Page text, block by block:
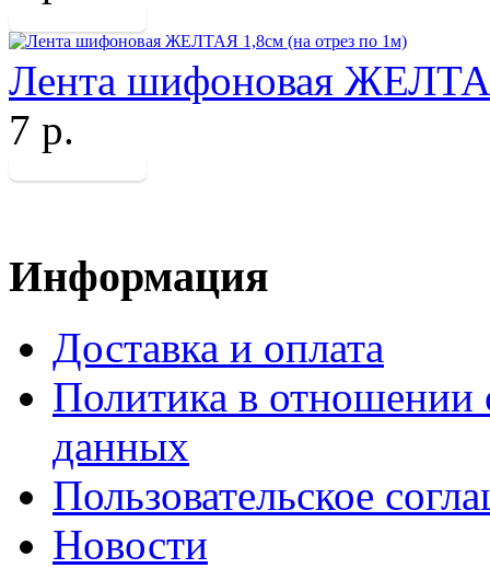
Лента шифоновая
7 р.
Информация
Доставка и оплата
Политика в отношении
данных
Пользовательское
Новости